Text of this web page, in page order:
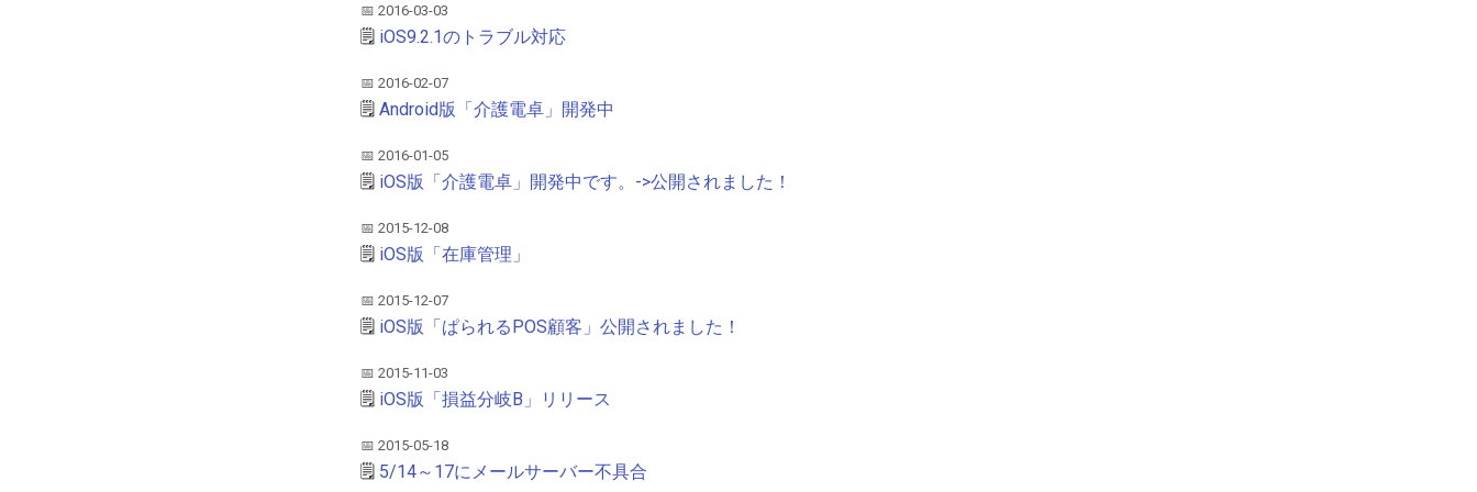
📅 2016-03-03
🗒️ iOS9.2.1のトラブル対応
📅 2016-02-07
🗒️ Android版「介護電卓」開発中
📅 2016-01-05
🗒️ iOS版「介護電卓」開発中です。->公開されました！
📅 2015-12-08
🗒️ iOS版「在庫管理」
📅 2015-12-07
🗒️ iOS版「ぱられるPOS顧客」公開されました！
📅 2015-11-03
🗒️ iOS版「損益分岐B」リリース
📅 2015-05-18
🗒️ 5/14～17にメールサーバー不具合